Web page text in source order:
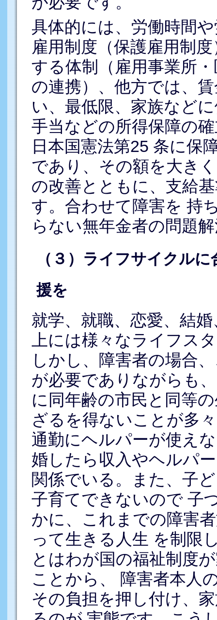
具体的には、労働時間
雇用制度（保護雇用制
する体制（雇用事業所
の連携）、他方では、
い、最低限、家族など
手当などの所得保障の
日本国憲法第25 条に保
であり、その額を大き
の改善とともに、支給
す。合わせて障害を 持
らない無年金者の問題
（３）ライフサイクル
援を
就学、就職、恋愛、結
上には様々なライフス
しかし、障害者の場合
が必要でありながらも
に同年齢の市民と同等
ざるを得ないことが多
通勤にヘルパーが使え
婚したら収入やヘルパ
関係でいる。また、子
子育てできないので 子
かに、これまでの障害
って生きる人生 を制限
とはわが国の福祉制度
ことから、 障害者本人
その負担を押し付け、